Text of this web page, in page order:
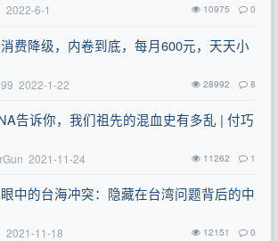
2022-6-1 10975 0
消费降级，内卷到底，每月600元，天天小
2022-1-22 28992 8
告诉你，我们祖先的混血史有多乱 | 付巧
2021-11-24 11262 1
中的台海冲突：隐藏在台湾问题背后的中
2021-11-18 12151 0